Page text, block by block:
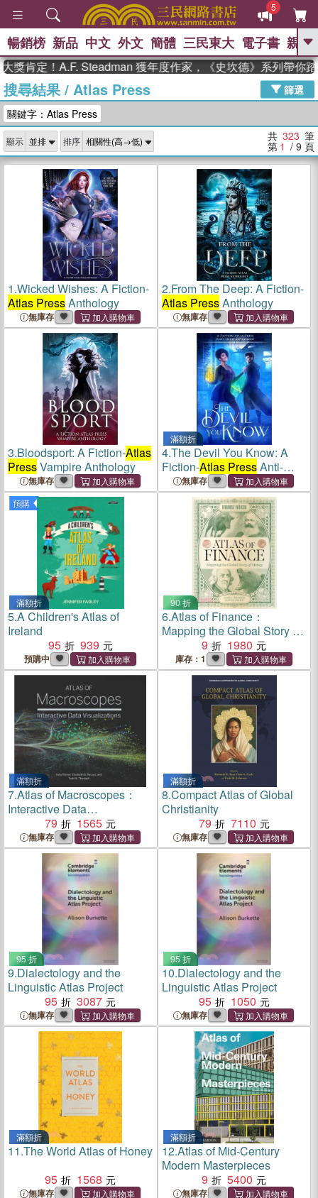
5
GO
熱搜： 高希均教授回憶錄
、 The Odyssey 、 父親節 、 如果歷
獎 臺灣漫遊錄 、 方念華 、 台灣的李
登輝時代
數學女孩：黎曼猜想 、
偉大的迷走神經
暢銷榜 新品 中文 外文 簡體 三民東大 電子書 親子
！A.F. Steadman 獲年度作家，《史坎德》系列帶你踏上熱血
搜尋結果/ Atlas Press
篩選
關鍵字：Atlas Press
顯示 排序 共 323 筆
第 1 / 9 頁
1.Wicked Wishes: A Fiction-
Atlas PressAnthology
無庫存
2.From The Deep: A Fiction-
Atlas PressAnthology
無庫存
3.Bloodsport: A Fiction-Atlas
PressVampire Anthology
無庫存
滿額折
4.The Devil You Know: A
Fiction-Atlas PressAnti-
Hero Anthology
無庫存
預購
滿額折
5.A Children's Atlas of
Ireland
95
939
預購中
90 折
6.Atlas of Finance：
Mapping the Global Story of
9 1980
庫存：1
滿額折
7.Atlas of Macroscopes：
Interactive Data
Visualizations
79 1565
無庫存
滿額折
8.Compact Atlas of Global
Christianity
79
7110
無庫存
95 折
9.Dialectology and the
Linguistic Atlas Project
95
3087
無庫存
95 折
10.Dialectology and the
Linguistic Atlas Project
95
1050
無庫存
滿額折
11.The World Atlas of Honey
95
1568
無庫存
滿額折
12.Atlas of Mid-Century
Modern Masterpieces
9
5400
無庫存